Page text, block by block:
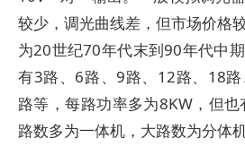
较少，调光曲线差，但市场价格
为20世纪70年代末到90年代中
有3路、6路、9路、12路、18
路等，每路功率多为8KW，但
路数多为一体机，大路数为分体机